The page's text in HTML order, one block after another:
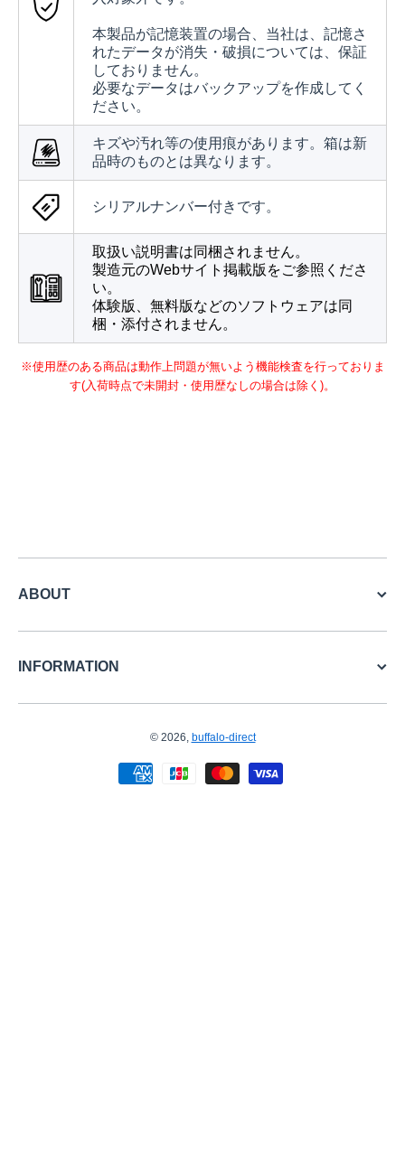
本製品が記憶装置の場合、当社は、記憶さ
れたデータが消失・破損については、保証
しておりません。
必要なデータはバックアップを作成してく
ださい。
キズや汚れ等の使用痕があります。箱は新
品時のものとは異なります。
シリアルナンバー付きです。
取扱い説明書は同梱されません。
製造元のWebサイト掲載版をご参照くださ
い。
体験版、無料版などのソフトウェアは同
梱・添付されません。
※使用歴のある商品は動作上問題が無いよう機能検査を行っておりま
す(入荷時点で未開封・使用歴なしの場合は除く)。
ABOUT
INFORMATION
© 2026, buffalo-direct
お支払い方法